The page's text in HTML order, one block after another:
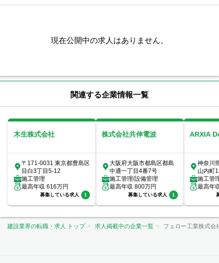
現在公開中の求人はありません。
関連する企業情報一覧
木生株式会社
〒171-0031 東京都豊島区
目白3丁目5-12
施工管理
最高年収 616万円
募集している求人 1
株式会社共伸電波
大阪府大阪市都島区都島
中通一丁目4番7号
施工管理/設備管理
最高年収 800万円
募集している求人 1
ARXIA
神奈川
山内町
室
施工管
最高年
建設業界の転職・求人 トップ 求人掲載中の企業一覧 フェロー工業株式会